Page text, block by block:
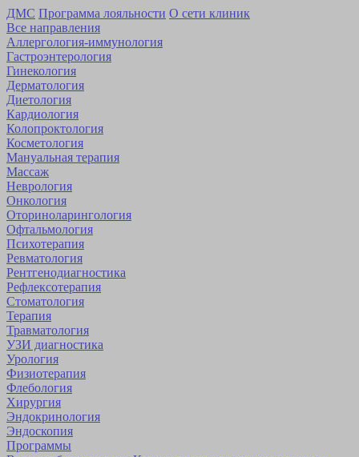
ДМС Программа лояльности О сети клиник
Все направления
Аллергология-иммунология
Гастроэнтерология
Гинекология
Дерматология
Диетология
Кардиология
Коло­проктология
Косметология
Мануальная терапия
Массаж
Неврология
Онкология
Оторино­ларингология
Офтальмология
Психотерапия
Ревматология
Рентгенодиагностика
Рефлексотерапия
Стоматология
Терапия
Травматология
УЗИ диагностика
Урология
Физиотерапия
Флебология
Хирургия
Эндокринология
Эндоскопия
Программы